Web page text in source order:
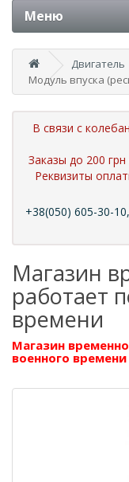
Меню
Двигатель
Модуль впуска
В связи с
Заказы до 200
Реквизиты
+38(050) 605-30-
Магазин
работает
времени
Магазин
военного времени